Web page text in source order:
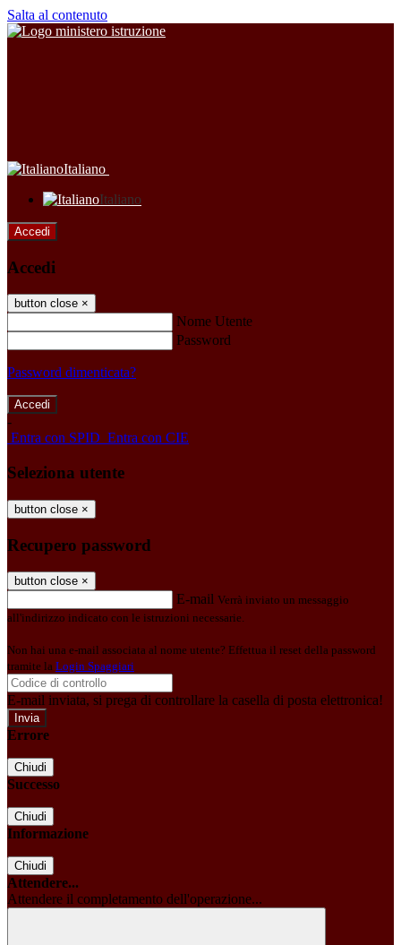
Salta al contenuto
Italiano
Italiano
Accedi
Accedi
button close ×
Nome Utente
Password
Password dimenticata?
-
Entra con SPID Entra con CIE
Seleziona utente
button close ×
Recupero password
button close ×
E-mail Verrà inviato un messaggio
all'indirizzo indicato con le istruzioni necessarie.
Non hai una e-mail associata al nome utente? Effettua il reset della password
tramite la Login Spaggiari
E-mail inviata, si prega di controllare la casella di posta elettronica!
Errore
Chiudi
Successo
Chiudi
Informazione
Chiudi
Attendere...
Attendere il completamento dell'operazione...